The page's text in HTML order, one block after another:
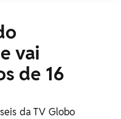
vai
de 16
da TV Globo